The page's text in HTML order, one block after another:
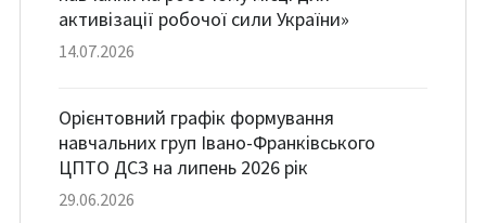
активізації робочої сили України»
14.07.2026
Орієнтовний графік формування
навчальних груп Івано-Франківського
ЦПТО ДСЗ на липень 2026 рік
29.06.2026